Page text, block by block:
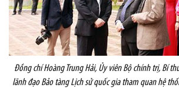
Đồng chí Hoàng Trung Hải, Ủy viên Bộ chính trị, Bí
lãnh đạo Bảo tàng Lịch sử quốc gia tham quan hệ